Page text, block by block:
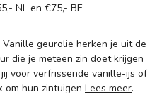
NL en €75,- BE
geurolie herken je uit de
die je meteen zin doet krijgen
voor verfrissende vanille-ijs of
om hun zintuigen Lees meer.